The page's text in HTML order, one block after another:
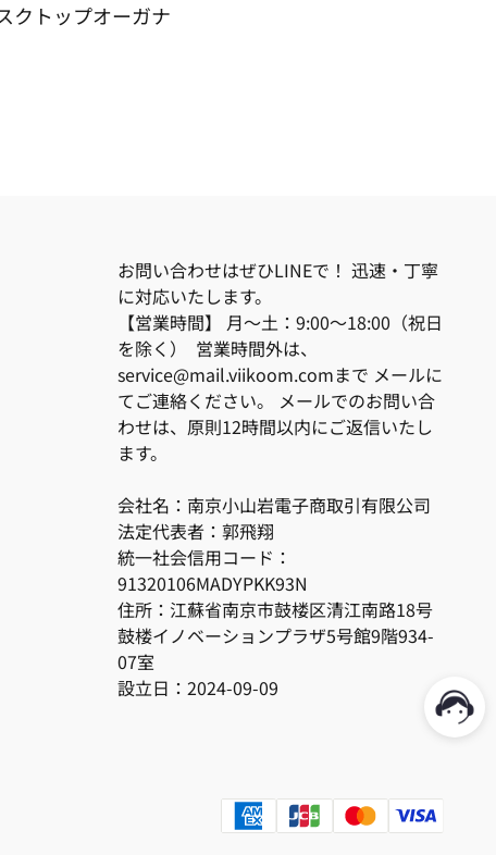
クトップオーガナ
お問い合わせはぜひLINEで！ 迅速・丁寧
に対応いたします。
【営業時間】 月～土：9:00～18:00（祝日
を除く） 営業時間外は、
service@mail.viikoom.comまで メールに
てご連絡ください。 メールでのお問い合
わせは、原則12時間以内にご返信いたし
ます。
会社名：南京小山岩電子商取引有限公司
法定代表者：郭飛翔
統一社会信用コード：
91320106MADYPKK93N
住所：江蘇省南京市鼓楼区清江南路18号
鼓楼イノベーションプラザ5号館9階934-
07室
設立日：2024-09-09